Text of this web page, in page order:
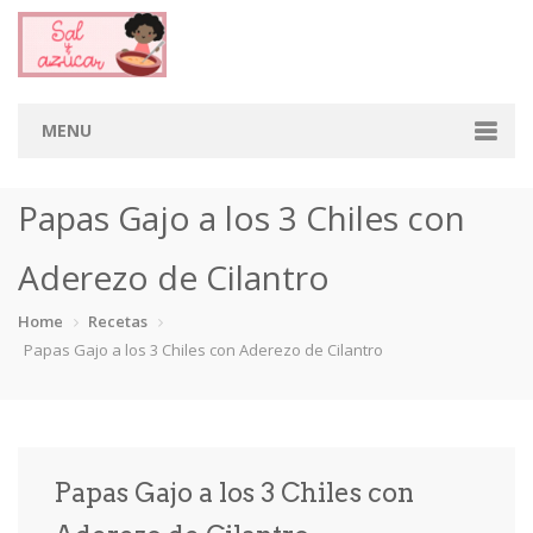
MENU
Categorias
cupcakes Desayunos Dips
Papas Gajo a los 3 Chiles con
Aderezo de Cilantro
Home
Recetas
Papas Gajo a los 3 Chiles con Aderezo de Cilantro
Papas Gajo a los 3 Chiles con